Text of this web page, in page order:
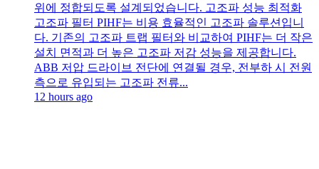
위에 정합되도록 설계되었습니다. 고조파 성능 최적화
고조파 필터 PIHF는 비용 효율적인 고조파 솔루션입니
다. 기존의 고조파 트랩 필터와 비교하여 PIHF는 더 작은
설치 면적과 더 높은 고조파 저감 성능을 제공합니다.
ABB 저압 드라이브 전단에 연결될 경우, 전부하 시 전원
측으로 유입되는 고조파 전류...
12 hours ago